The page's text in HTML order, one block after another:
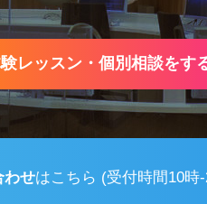
レッスン・個別相談をす
わせはこちら (受付時間10時